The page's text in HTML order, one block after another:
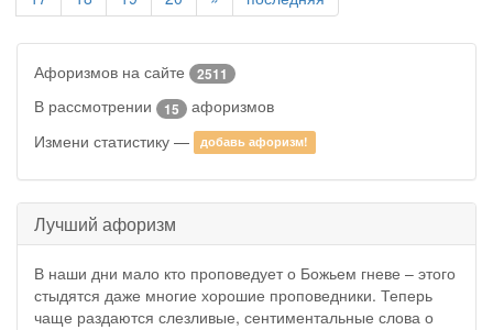
Афоризмов на сайте 2511
В рассмотрении 15
афоризмов
Измени статистику —
добавь афоризм!
Лучший афоризм
В наши дни мало кто проповедует о Божьем гневе – этого
стыдятся даже многие хорошие проповедники. Теперь
чаще раздаются слезливые, сентиментальные слова о